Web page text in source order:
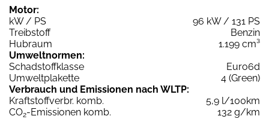
Motor:
kW / PS
96 kW / 131 PS
Treibstoff
Benzin
Hubraum
1.199 cm³
Umweltnormen:
Schadstoffklasse
Euro6d
Umweltplakette
4 (Green)
Verbrauch und Emissionen nach WLTP:
Kraftstoffverbr. komb.
5,9 l/100km
CO2-Emissionen komb.
132 g/km